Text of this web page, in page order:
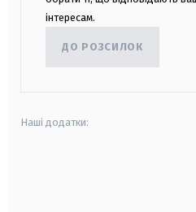
інтересам.
ДО РОЗСИЛОК
Наші додатки: